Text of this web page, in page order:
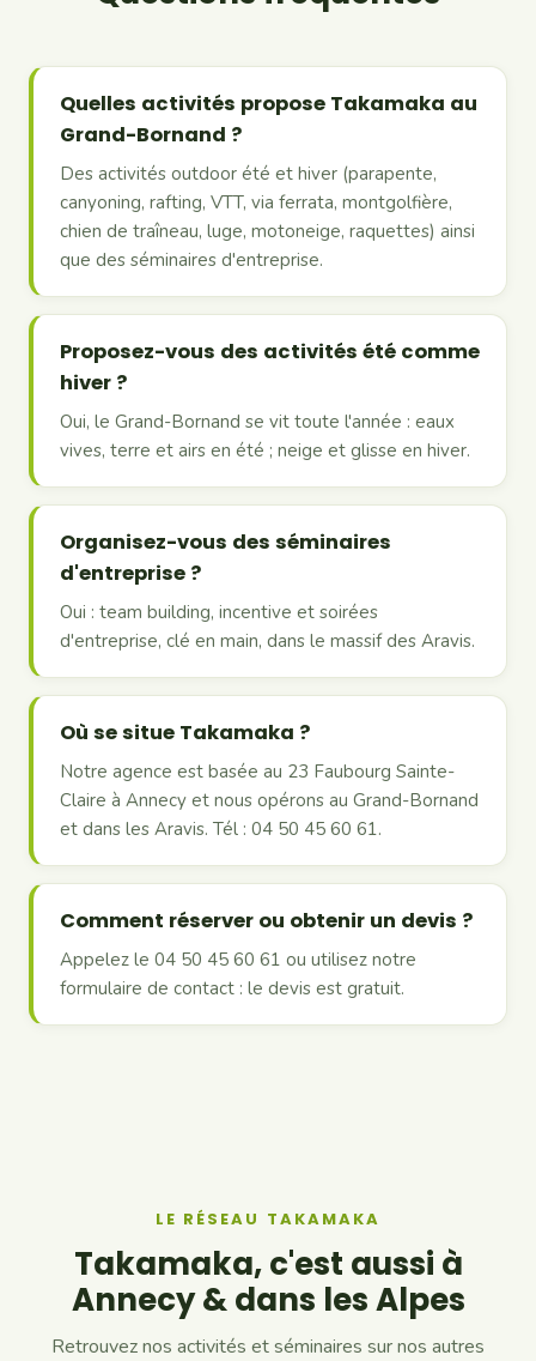
Quelles activités propose Takamaka au
Grand-Bornand ?
Des activités outdoor été et hiver (parapente,
canyoning, rafting, VTT, via ferrata, montgolfière,
chien de traîneau, luge, motoneige, raquettes) ainsi
que des séminaires d'entreprise.
Proposez-vous des activités été comme
hiver ?
Oui, le Grand-Bornand se vit toute l'année : eaux
vives, terre et airs en été ; neige et glisse en hiver.
Organisez-vous des séminaires
d'entreprise ?
Oui : team building, incentive et soirées
d'entreprise, clé en main, dans le massif des Aravis.
Où se situe Takamaka ?
Notre agence est basée au 23 Faubourg Sainte-
Claire à Annecy et nous opérons au Grand-Bornand
et dans les Aravis. Tél : 04 50 45 60 61.
Comment réserver ou obtenir un devis ?
Appelez le 04 50 45 60 61 ou utilisez notre
formulaire de contact : le devis est gratuit.
LE RÉSEAU TAKAMAKA
Takamaka, c'est aussi à
Annecy & dans les Alpes
Retrouvez nos activités et séminaires sur nos autres